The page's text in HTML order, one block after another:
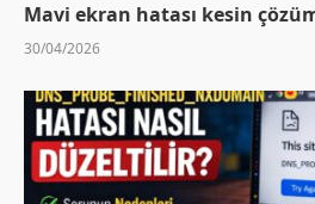
Mavi ekran hatası kesin
30/04/2026